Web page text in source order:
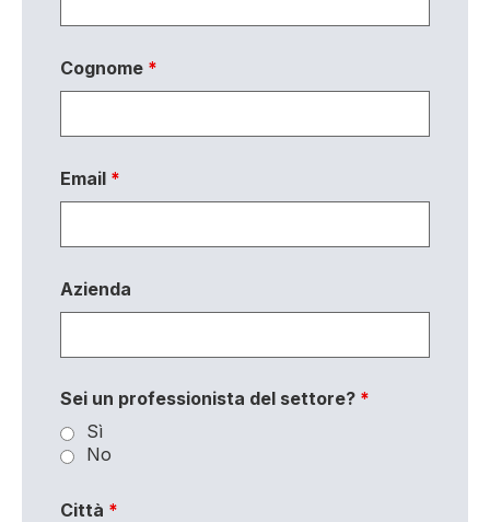
Cognome *
Email *
Azienda
Sei un professionista del settore? *
Sì
No
Città *